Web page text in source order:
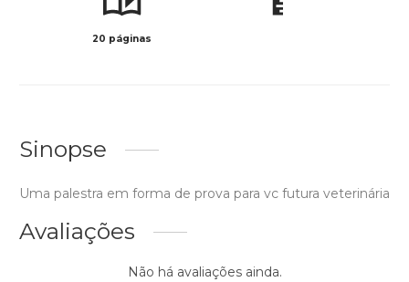
20 páginas
Sinopse
Uma palestra em forma de prova para vc futura veterinária
Avaliações
Não há avaliações ainda.